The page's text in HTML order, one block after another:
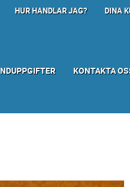
HUR HANDLAR JAG? DINA
KONTAKTA